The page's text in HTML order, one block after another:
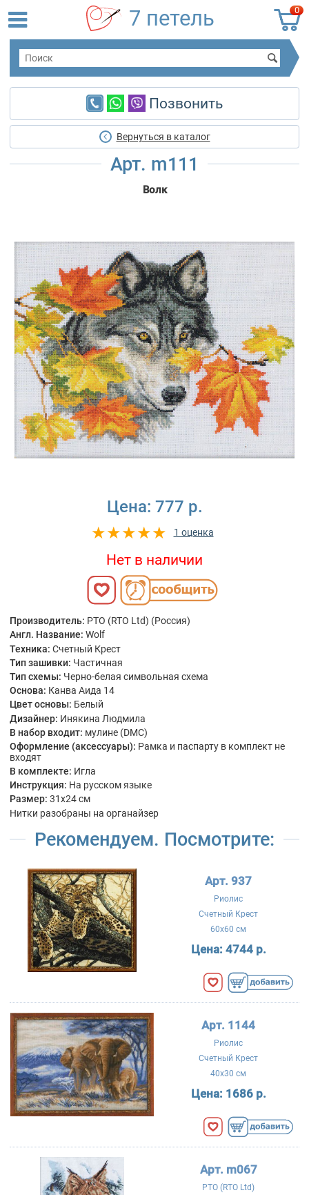
0
7 петель
Позвонить
Вернуться в каталог
Арт. m111
Волк
Цена: 777 р.
1 оценка
Нет в наличии
Производитель: РТО (RTO Ltd) (Россия)
Англ. Название: Wolf
Техника: Счетный Крест
Тип зашивки: Частичная
Тип схемы: Черно-белая символьная схема
Основа: Канва Аида 14
Цвет основы: Белый
Дизайнер: Инякина Людмила
В набор входит: мулине (DMC)
Оформление (аксессуары): Рамка и паспарту в комплект не
входят
В комплекте: Игла
Инструкция: На русском языке
Размер: 31x24 см
Нитки разобраны на органайзер
Рекомендуем. Посмотрите:
Арт. 937
Риолис
Счетный Крест
60x60 см
Цена: 4744 р.
Арт. 1144
Риолис
Счетный Крест
40x30 см
Цена: 1686 р.
Арт. m067
РТО (RTO Ltd)